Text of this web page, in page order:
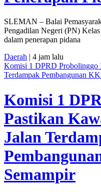
SLEMAN – Balai
Pengadilan Negeri (PN)
dalam penerapan pidana
Daerah | 4 jam lalu
Komisi 1 DPRD Probolinggo
Terdampak Pembangunan
Komisi 1
Pastikan
Jalan
Semampir